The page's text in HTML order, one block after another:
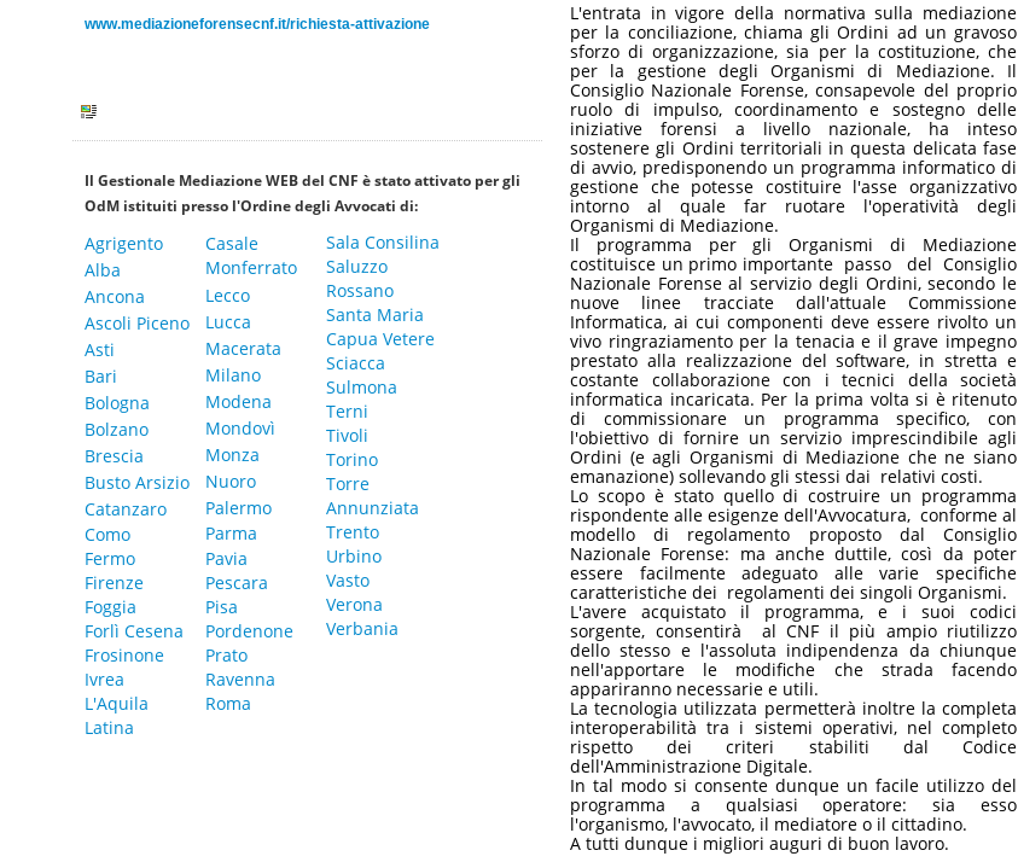
www.mediazioneforensecnf.it/richiesta-attivazione
Il Gestionale Mediazione WEB del CNF è stato attivato per gli
OdM istituiti presso l'Ordine degli Avvocati di:
Agrigento
Alba
Ancona
Ascoli Piceno
Asti
Bari
Bologna
Bolzano
Brescia
Busto Arsizio
Catanzaro
Como
Fermo
Firenze
Foggia
Forlì Cesena
Frosinone
Ivrea
L'Aquila
Latina
Casale
Monferrato
Lecco
Lucca
Macerata
Milano
Modena
Mondovì
Monza
Nuoro
Palermo
Parma
Pavia
Pescara
Pisa
Pordenone
Prato
Ravenna
Roma
Sala Consilina
Saluzzo
Rossano
Santa Maria
Capua Vetere
Sciacca
Sulmona
Terni
Tivoli
Torino
Torre
Annunziata
Trento
Urbino
Vasto
Verona
Verbania
L'entrata in vigore della normativa sulla mediazione
per la conciliazione, chiama gli Ordini ad un gravoso
sforzo di organizzazione, sia per la costituzione, che
per la gestione degli Organismi di Mediazione. Il
Consiglio Nazionale Forense, consapevole del proprio
ruolo di impulso, coordinamento e sostegno delle
iniziative forensi a livello nazionale, ha inteso
sostenere gli Ordini territoriali in questa delicata fase
di avvio, predisponendo un programma informatico di
gestione che potesse costituire l'asse organizzativo
intorno al quale far ruotare l'operatività degli
Organismi di Mediazione.
Il programma per gli Organismi di Mediazione
costituisce un primo importante passo del Consiglio
Nazionale Forense al servizio degli Ordini, secondo le
nuove linee tracciate dall'attuale Commissione
Informatica, ai cui componenti deve essere rivolto un
vivo ringraziamento per la tenacia e il grave impegno
prestato alla realizzazione del software, in stretta e
costante collaborazione con i tecnici della società
informatica incaricata. Per la prima volta si è ritenuto
di commissionare un programma specifico, con
l'obiettivo di fornire un servizio imprescindibile agli
Ordini (e agli Organismi di Mediazione che ne siano
emanazione) sollevando gli stessi dai relativi costi.
Lo scopo è stato quello di costruire un programma
rispondente alle esigenze dell'Avvocatura, conforme al
modello di regolamento proposto dal Consiglio
Nazionale Forense: ma anche duttile, così da poter
essere facilmente adeguato alle varie specifiche
caratteristiche dei regolamenti dei singoli Organismi.
L'avere acquistato il programma, e i suoi codici
sorgente, consentirà al CNF il più ampio riutilizzo
dello stesso e l'assoluta indipendenza da chiunque
nell'apportare le modifiche che strada facendo
appariranno necessarie e utili.
La tecnologia utilizzata permetterà inoltre la completa
interoperabilità tra i sistemi operativi, nel completo
rispetto dei criteri stabiliti dal Codice
dell'Amministrazione Digitale.
In tal modo si consente dunque un facile utilizzo del
programma a qualsiasi operatore: sia esso
l'organismo, l'avvocato, il mediatore o il cittadino.
A tutti dunque i migliori auguri di buon lavoro.